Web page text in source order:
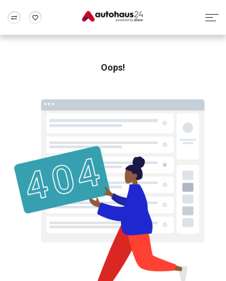
Rund um die Inzahlungnahme
Oops!